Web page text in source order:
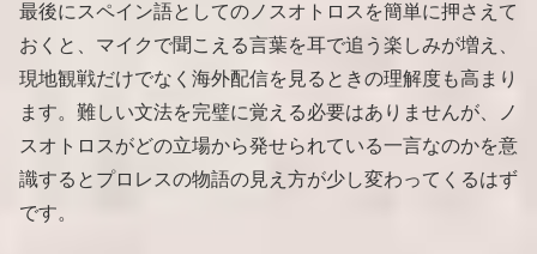
最後にスペイン語としてのノスオトロスを簡単に押さえて
おくと、マイクで聞こえる言葉を耳で追う楽しみが増え、
現地観戦だけでなく海外配信を見るときの理解度も高まり
ます。難しい文法を完璧に覚える必要はありませんが、ノ
スオトロスがどの立場から発せられている一言なのかを意
識するとプロレスの物語の見え方が少し変わってくるはず
です。